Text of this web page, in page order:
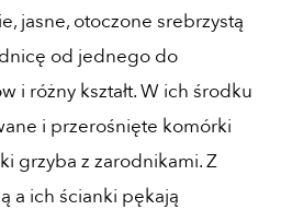
jasne, otoczone srebrzystą
od jednego do
i różny kształt. W ich środku
i przerośnięte komórki
grzyba z zarodnikami. Z
a ich ścianki pękają